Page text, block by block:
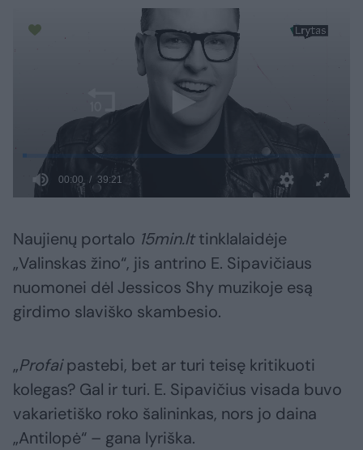
Naujienų portalo 15min.lttinklalaidėje
„Valinskas žino“, jis antrino E. Sipavičiaus
nuomonei dėl Jessicos Shy muzikoje esą
girdimo slaviško skambesio.
„Profaipastebi, bet ar turi teisę kritikuoti
kolegas? Gal ir turi. E. Sipavičius visada buvo
vakarietiško roko šalininkas, nors jo daina
„Antilopė“ – gana lyriška.